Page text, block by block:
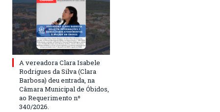
A vereadora Clara Isabele
Rodrigues da Silva (Clara
Barbosa) deu entrada, na
Câmara Municipal de Óbidos,
ao Requerimento nº
340/2026.